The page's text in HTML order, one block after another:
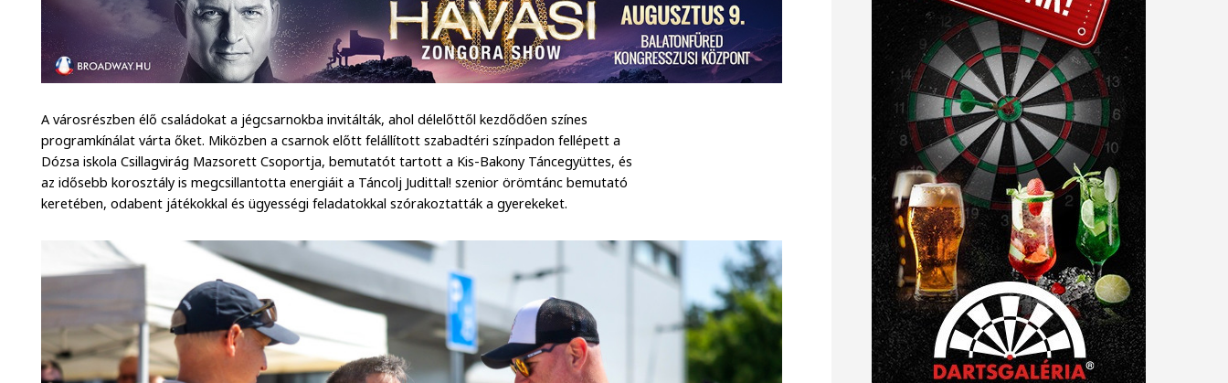
A városrészben élő családokat a jégcsarnokba invitálták, ahol délelőttől kezdődően színes
programkínálat várta őket. Miközben a csarnok előtt felállított szabadtéri színpadon fellépett a
Dózsa iskola Csillagvirág Mazsorett Csoportja, bemutatót tartott a Kis-Bakony Táncegyüttes, és
az idősebb korosztály is megcsillantotta energiáit a Táncolj Judittal! szenior örömtánc bemutató
keretében, odabent játékokkal és ügyességi feladatokkal szórakoztatták a gyerekeket.